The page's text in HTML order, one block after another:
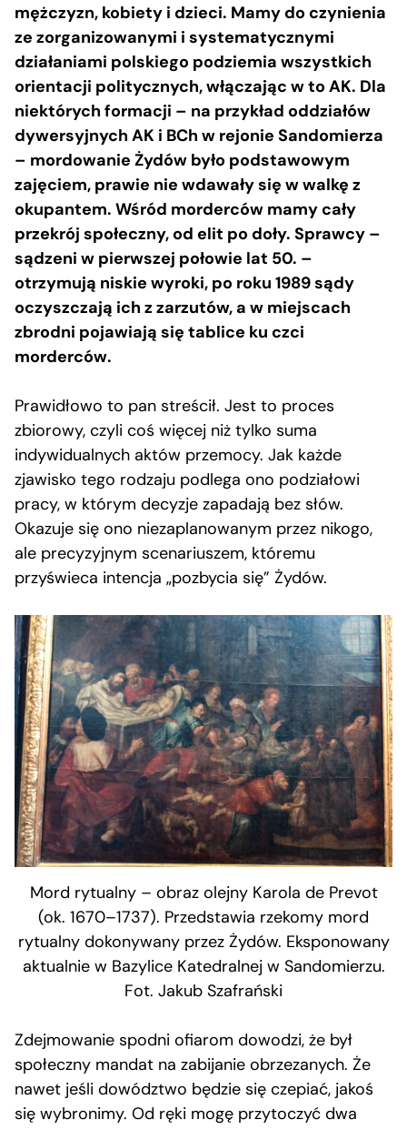
mężczyzn, kobiety i dzieci. Mamy do czynienia
ze zorganizowanymi i systematycznymi
działaniami polskiego podziemia wszystkich
orientacji politycznych, włączając w to AK. Dla
niektórych formacji – na przykład oddziałów
dywersyjnych AK i BCh w rejonie Sandomierza
– mordowanie Żydów było podstawowym
zajęciem, prawie nie wdawały się w walkę z
okupantem. Wśród morderców mamy cały
przekrój społeczny, od elit po doły. Sprawcy –
sądzeni w pierwszej połowie lat 50. –
otrzymują niskie wyroki, po roku 1989 sądy
oczyszczają ich z zarzutów, a w miejscach
zbrodni pojawiają się tablice ku czci
morderców.
Prawidłowo to pan streścił. Jest to proces
zbiorowy, czyli coś więcej niż tylko suma
indywidualnych aktów przemocy. Jak każde
zjawisko tego rodzaju podlega ono podziałowi
pracy, w którym decyzje zapadają bez słów.
Okazuje się ono niezaplanowanym przez nikogo,
ale precyzyjnym scenariuszem, któremu
przyświeca intencja „pozbycia się” Żydów.
Mord rytualny – obraz olejny Karola de Prevot
(ok. 1670–1737). Przedstawia rzekomy mord
rytualny dokonywany przez Żydów. Eksponowany
aktualnie w Bazylice Katedralnej w Sandomierzu.
Fot. Jakub Szafrański
Zdejmowanie spodni ofiarom dowodzi, że był
społeczny mandat na zabijanie obrzezanych. Że
nawet jeśli dowództwo będzie się czepiać, jakoś
się wybronimy. Od ręki mogę przytoczyć dwa